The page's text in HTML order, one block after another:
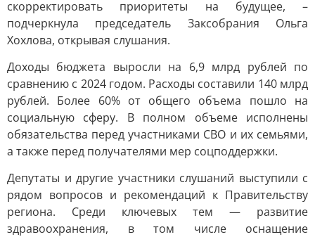
скорректировать приоритеты на будущее, –
подчеркнула председатель Заксобрания Ольга
Хохлова, открывая слушания.
Доходы бюджета выросли на 6,9 млрд рублей по
сравнению с 2024 годом. Расходы составили 140 млрд
рублей. Более 60% от общего объема пошло на
социальную сферу. В полном объеме исполнены
обязательства перед участниками СВО и их семьями,
а также перед получателями мер соцподдержки.
Депутаты и другие участники слушаний выступили с
рядом вопросов и рекомендаций к Правительству
региона. Среди ключевых тем — развитие
здравоохранения, в том числе оснащение